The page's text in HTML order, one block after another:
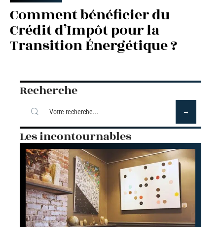
Comment bénéficier du
Crédit d’Impôt pour la
Transition Énergétique ?
Recherche
Les incontournables